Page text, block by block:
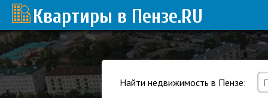
Квартиры в Пензе.RU
Найти недвижимость в Пензе: